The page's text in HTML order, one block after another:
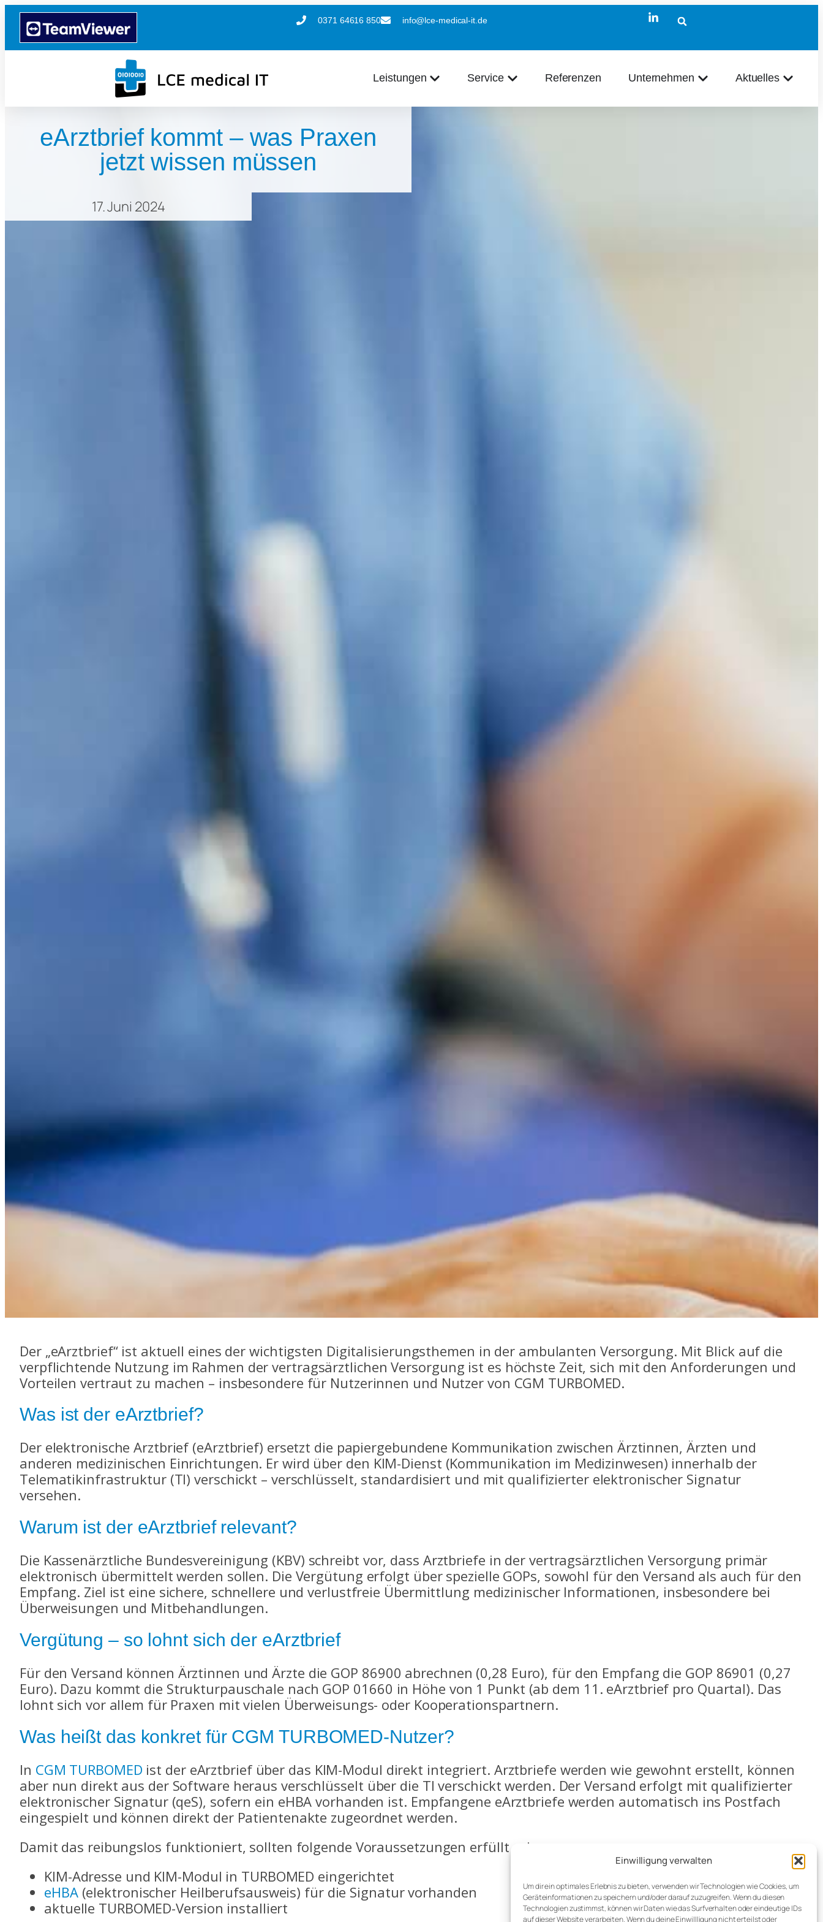
Einwilligung verwalten
Um dir ein optimales Erlebnis zu bieten, verwenden wir Technologien wie Cookies, um
Geräteinformationen zu speichern und/oder darauf zuzugreifen. Wenn du diesen
Technologien zustimmst, können wir Daten wie das Surfverhalten oder eindeutige IDs
auf dieser Website verarbeiten. Wenn du deine Einwillligung nicht erteilst oder
0371 64616 850 info@lce-medical-it.de
Leistungen Service Referenzen Unternehmen Aktuelles
eArztbrief kommt – was Praxen
jetzt wissen müssen
17. Juni 2024
Der „eArztbrief“ ist aktuell eines der wichtigsten Digitalisierungsthemen in der ambulanten Versorgung. Mit Blick auf die
verpflichtende Nutzung im Rahmen der vertragsärztlichen Versorgung ist es höchste Zeit, sich mit den Anforderungen und
Vorteilen vertraut zu machen – insbesondere für Nutzerinnen und Nutzer von CGM TURBOMED.
Was ist der eArztbrief?
Der elektronische Arztbrief (eArztbrief) ersetzt die papiergebundene Kommunikation zwischen Ärztinnen, Ärzten und
anderen medizinischen Einrichtungen. Er wird über den KIM-Dienst (Kommunikation im Medizinwesen) innerhalb der
Telematikinfrastruktur (TI) verschickt – verschlüsselt, standardisiert und mit qualifizierter elektronischer Signatur
versehen.
Warum ist der eArztbrief relevant?
Die Kassenärztliche Bundesvereinigung (KBV) schreibt vor, dass Arztbriefe in der vertragsärztlichen Versorgung primär
elektronisch übermittelt werden sollen. Die Vergütung erfolgt über spezielle GOPs, sowohl für den Versand als auch für den
Empfang. Ziel ist eine sichere, schnellere und verlustfreie Übermittlung medizinischer Informationen, insbesondere bei
Überweisungen und Mitbehandlungen.
Vergütung – so lohnt sich der eArztbrief
Für den Versand können Ärztinnen und Ärzte die GOP 86900 abrechnen (0,28 Euro), für den Empfang die GOP 86901 (0,27
Euro). Dazu kommt die Strukturpauschale nach GOP 01660 in Höhe von 1 Punkt (ab dem 11. eArztbrief pro Quartal). Das
lohnt sich vor allem für Praxen mit vielen Überweisungs- oder Kooperationspartnern.
Was heißt das konkret für CGM TURBOMED-Nutzer?
In CGM TURBOMED ist der eArztbrief über das KIM-Modul direkt integriert. Arztbriefe werden wie gewohnt erstellt, können
aber nun direkt aus der Software heraus verschlüsselt über die TI verschickt werden. Der Versand erfolgt mit qualifizierter
elektronischer Signatur (qeS), sofern ein eHBA vorhanden ist. Empfangene eArztbriefe werden automatisch ins Postfach
eingespielt und können direkt der Patientenakte zugeordnet werden.
Damit das reibungslos funktioniert, sollten folgende Voraussetzungen erfüllt sein:
KIM-Adresse und KIM-Modul in TURBOMED eingerichtet
eHBA(elektronischer Heilberufsausweis) für die Signatur vorhanden
aktuelle TURBOMED-Version installiert